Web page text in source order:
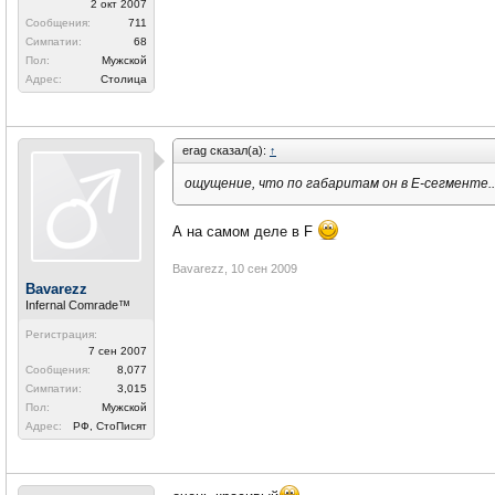
2 окт 2007
Сообщения:
711
Симпатии:
68
Пол:
Мужской
Адрес:
Столица
Bavarezz
Infernal Comrade™
Регистрация:
7 сен 2007
Сообщения:
8,077
Симпатии:
3,015
Пол:
Мужской
Адрес:
РФ, СтоПисят
erag сказал(а): ↑
ощущение, что по габаритам он в Е-
А на самом деле в F
Bavarezz 10 сен 2009